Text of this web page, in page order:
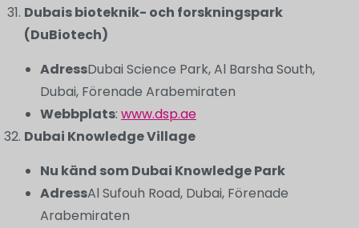
Dubais bioteknik- och forskningspark
(DuBiotech)
AdressDubai Science Park, Al Barsha South,
Dubai, Förenade Arabemiraten
Webbplats: www.dsp.ae
Dubai Knowledge Village
Nu känd som Dubai Knowledge Park
AdressAl Sufouh Road, Dubai, Förenade
Arabemiraten